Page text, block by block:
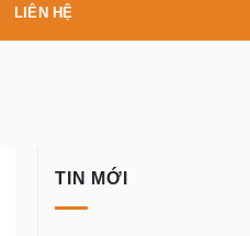
LIÊN HỆ
TIN MỚI